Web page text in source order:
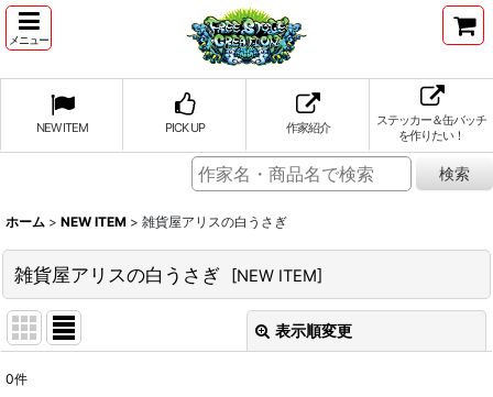
メニュー
NEW ITEM PICK UP 作家紹介
ステッカー＆缶バッチ
を作りたい！
ホーム > NEW ITEM > 雑貨屋アリスの白うさぎ
雑貨屋アリスの白うさぎ [NEW ITEM]
表示順変更
0件